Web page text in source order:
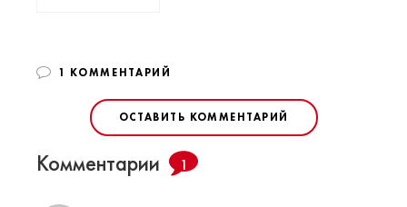
1 КОММЕНТАРИЙ
ОСТАВИТЬ КОММЕНТАРИЙ
Комментарии 1